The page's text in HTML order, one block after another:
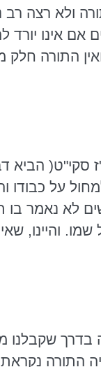
ולא רצה רב
אם אינו
התורה חלק
סקי"ט( הביא
על
לא נאמר בו
והיינו,
בדרך שקבלנו
התורה נקראת